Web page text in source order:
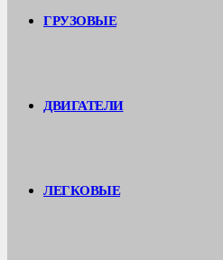
ГРУЗОВЫЕ
ДВИГАТЕЛИ
ЛЕГКОВЫЕ